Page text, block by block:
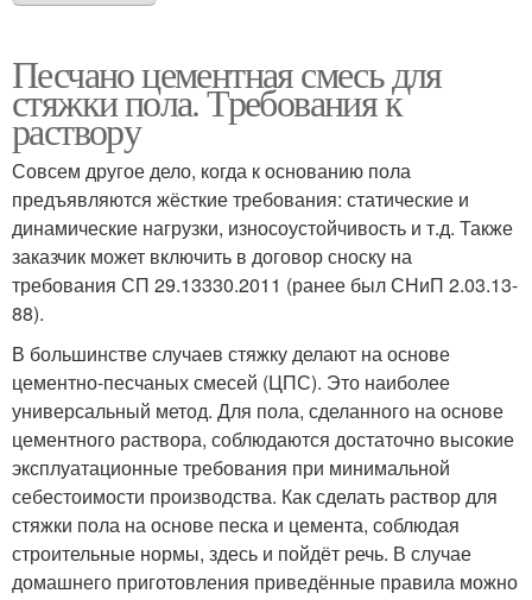
Песчано цементная смесь для
стяжки пола. Требования к
раствору
Совсем другое дело, когда к основанию пола
предъявляются жёсткие требования: статические и
динамические нагрузки, износоустойчивость и т.д. Также
заказчик может включить в договор сноску на
требования СП 29.13330.2011 (ранее был СНиП 2.03.13-
88).
В большинстве случаев стяжку делают на основе
цементно-песчаных смесей (ЦПС). Это наиболее
универсальный метод. Для пола, сделанного на основе
цементного раствора, соблюдаются достаточно высокие
эксплуатационные требования при минимальной
себестоимости производства. Как сделать раствор для
стяжки пола на основе песка и цемента, соблюдая
строительные нормы, здесь и пойдёт речь. В случае
домашнего приготовления приведённые правила можно